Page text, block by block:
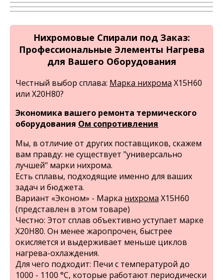
Нихромовые Спирали под Заказ:
Профессиональные Элементы Нагрева
для Вашего Оборудования
Честный выбор сплава: Марка нихрома Х15Н60
или Х20Н80?
Экономика вашего ремонта термического
оборудования Ом сопротивления
Мы, в отличие от других поставщиков, скажем
вам правду: не существует "универсально
лучшей" марки нихрома.
Есть сплавы, подходящие именно для ваших
задач и бюджета.
Вариант «Эконом» - Марка нихрома Х15Н60
(представлен в этом товаре)
Честно: Этот сплав объективно уступает марке
Х20Н80. Он менее жаропрочен, быстрее
окисляется и выдерживает меньше циклов
нагрева-охлаждения.
Для чего подходит: Печи с температурой до
1000 - 1100 °C, которые работают периодически